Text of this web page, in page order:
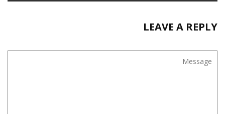
LEAVE A REPLY